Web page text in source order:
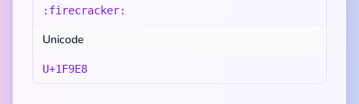
:firecracker:
Unicode
U+1F9E8